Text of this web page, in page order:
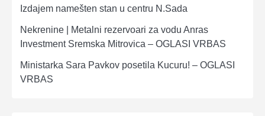
Izdajem namešten stan u centru N.Sada
Nekrenine | Metalni rezervoari za vodu Anras
Investment Sremska Mitrovica – OGLASI VRBAS
Ministarka Sara Pavkov posetila Kucuru! – OGLASI
VRBAS